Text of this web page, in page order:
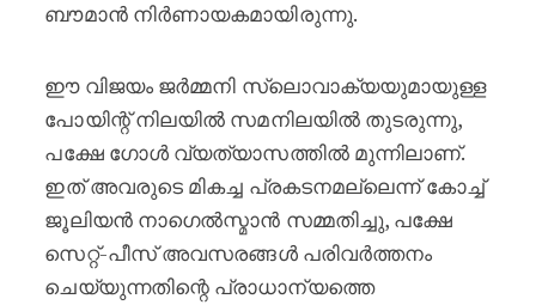
ബൗമാൻ നിർണായകമായിരുന്നു.
ഈ വിജയം ജർമ്മനി സ്ലൊവാക്യയുമായുള്ള
പോയിന്റ് നിലയിൽ സമനിലയിൽ തുടരുന്നു,
പക്ഷേ ഗോൾ വ്യത്യാസത്തിൽ മുന്നിലാണ്.
ഇത് അവരുടെ മികച്ച പ്രകടനമല്ലെന്ന് കോച്ച്
ജൂലിയൻ നാഗെൽസ്മാൻ സമ്മതിച്ചു, പക്ഷേ
സെറ്റ്-പീസ് അവസരങ്ങൾ പരിവർത്തനം
ചെയ്യുന്നതിന്റെ പ്രാധാന്യത്തെ